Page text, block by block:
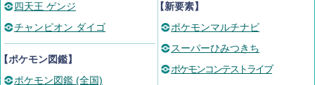
四天王 ゲンジ
チャンピオン ダイゴ
ポケモン図鑑】
ポケモン図鑑 (全国)
【新要素】
ポケモンマルチナビ
スーパーひみつきち
ポケモンコンテストライブ